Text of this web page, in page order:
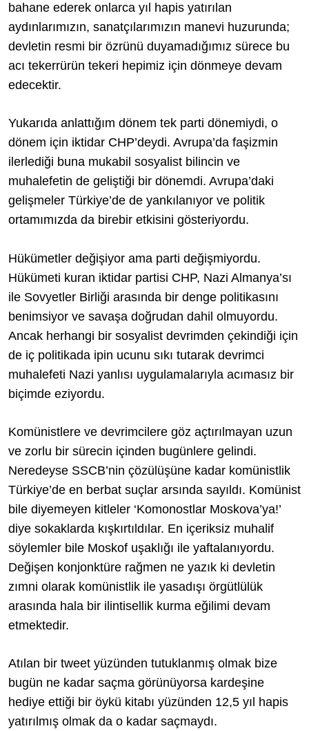
bahane ederek onlarca yıl hapis yatırılan
aydınlarımızın, sanatçılarımızın manevi huzurunda;
devletin resmi bir özrünü duyamadığımız sürece bu
acı tekerrürün tekeri hepimiz için dönmeye devam
edecektir.
Yukarıda anlattığım dönem tek parti dönemiydi, o
dönem için iktidar CHP’deydi. Avrupa’da faşizmin
ilerlediği buna mukabil sosyalist bilincin ve
muhalefetin de geliştiği bir dönemdi. Avrupa’daki
gelişmeler Türkiye’de de yankılanıyor ve politik
ortamımızda da birebir etkisini gösteriyordu.
Hükümetler değişiyor ama parti değişmiyordu.
Hükümeti kuran iktidar partisi CHP, Nazi Almanya’sı
ile Sovyetler Birliği arasında bir denge politikasını
benimsiyor ve savaşa doğrudan dahil olmuyordu.
Ancak herhangi bir sosyalist devrimden çekindiği için
de iç politikada ipin ucunu sıkı tutarak devrimci
muhalefeti Nazi yanlısı uygulamalarıyla acımasız bir
biçimde eziyordu.
Komünistlere ve devrimcilere göz açtırılmayan uzun
ve zorlu bir sürecin içinden bugünlere gelindi.
Neredeyse SSCB’nin çözülüşüne kadar komünistlik
Türkiye’de en berbat suçlar arsında sayıldı. Komünist
bile diyemeyen kitleler ‘Komonostlar Moskova’ya!’
diye sokaklarda kışkırtıldılar. En içeriksiz muhalif
söylemler bile Moskof uşaklığı ile yaftalanıyordu.
Değişen konjonktüre rağmen ne yazık ki devletin
zımni olarak komünistlik ile yasadışı örgütlülük
arasında hala bir ilintisellik kurma eğilimi devam
etmektedir.
Atılan bir tweet yüzünden tutuklanmış olmak bize
bugün ne kadar saçma görünüyorsa kardeşine
hediye ettiği bir öykü kitabı yüzünden 12,5 yıl hapis
yatırılmış olmak da o kadar saçmaydı.